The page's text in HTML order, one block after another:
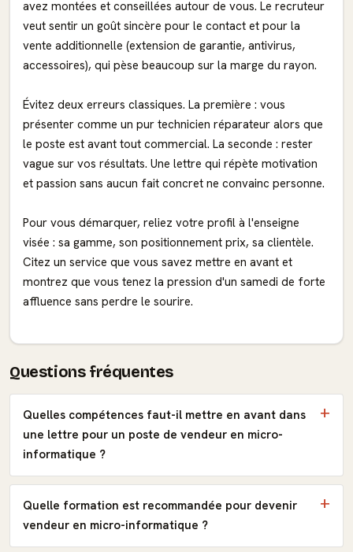
avez montées et conseillées autour de vous. Le recruteur
veut sentir un goût sincère pour le contact et pour la
vente additionnelle (extension de garantie, antivirus,
accessoires), qui pèse beaucoup sur la marge du rayon.
Évitez deux erreurs classiques. La première : vous
présenter comme un pur technicien réparateur alors que
le poste est avant tout commercial. La seconde : rester
vague sur vos résultats. Une lettre qui répète motivation
et passion sans aucun fait concret ne convainc personne.
Pour vous démarquer, reliez votre profil à l'enseigne
visée : sa gamme, son positionnement prix, sa clientèle.
Citez un service que vous savez mettre en avant et
montrez que vous tenez la pression d'un samedi de forte
affluence sans perdre le sourire.
Questions fréquentes
Quelles compétences faut-il mettre en avant dans
une lettre pour un poste de vendeur en micro-
informatique ?
Quelle formation est recommandée pour devenir
vendeur en micro-informatique ?